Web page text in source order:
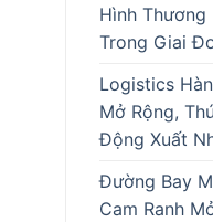
Hình Thương
Trong Giai
Logistics
Mở Rộng,
Động Xuất
Đường Bay
Cam Ranh